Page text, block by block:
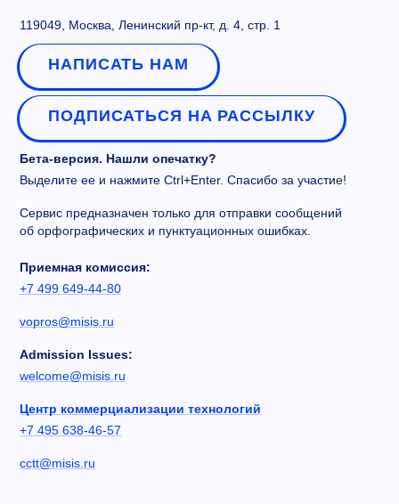
119049, Москва, Ленинский пр-кт, д. 4, стр. 1
НАПИСАТЬ НАМ
ПОДПИСАТЬСЯ НА РАССЫЛКУ
Бета-версия. Нашли опечатку?
Выделите ее и нажмите Ctrl+Enter. Спасибо за участие!
Сервис предназначен только для отправки сообщений
об орфографических и пунктуационных ошибках.
Приемная комиссия:
+7 499 649-44-80
vopros@misis.ru
Admission Issues:
welcome@misis.ru
Центр коммерциализации технологий
+7 495 638-46-57
cctt@misis.ru